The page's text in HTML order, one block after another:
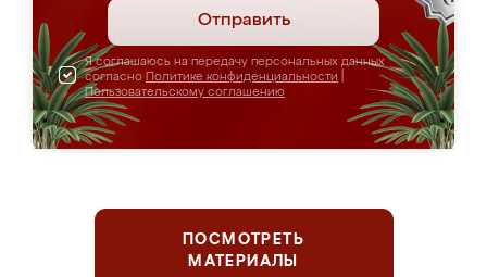
Отправить
Я соглашаюсь на передачу персональных данных
согласно Политике конфиденциальности
Пользовательскому соглашению
ПОСМОТРЕТЬ
МАТЕРИАЛЫ